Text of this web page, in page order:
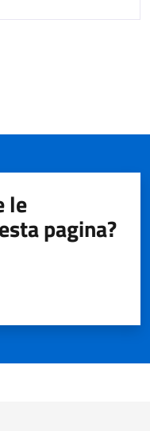
le
pagina?